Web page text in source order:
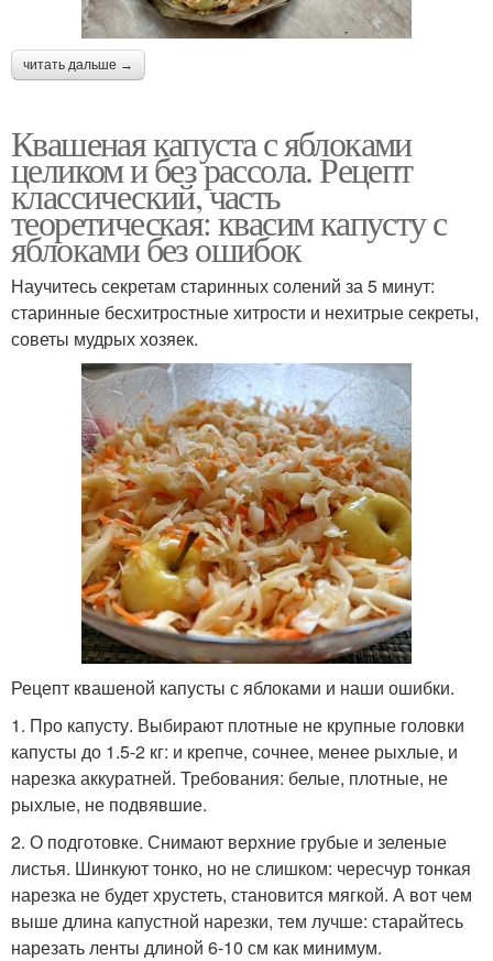
читать дальше →
Квашеная капуста с яблоками
целиком и без рассола. Рецепт
классический, часть
теоретическая: квасим капусту с
яблоками без ошибок
Научитесь секретам старинных солений за 5 минут:
старинные бесхитростные хитрости и нехитрые секреты,
советы мудрых хозяек.
Рецепт квашеной капусты с яблоками и наши ошибки.
1. Про капусту. Выбирают плотные не крупные головки
капусты до 1.5-2 кг: и крепче, сочнее, менее рыхлые, и
нарезка аккуратней. Требования: белые, плотные, не
рыхлые, не подвявшие.
2. О подготовке. Снимают верхние грубые и зеленые
листья. Шинкуют тонко, но не слишком: чересчур тонкая
нарезка не будет хрустеть, становится мягкой. А вот чем
выше длина капустной нарезки, тем лучше: старайтесь
нарезать ленты длиной 6-10 см как минимум.